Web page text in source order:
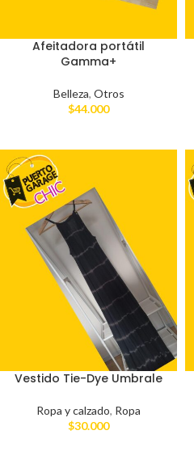
Afeitadora portátil
Gamma+
Belleza, Otros
$44.000
Vestido Tie-Dye Umbrale
Ropa y calzado, Ropa
$30.000